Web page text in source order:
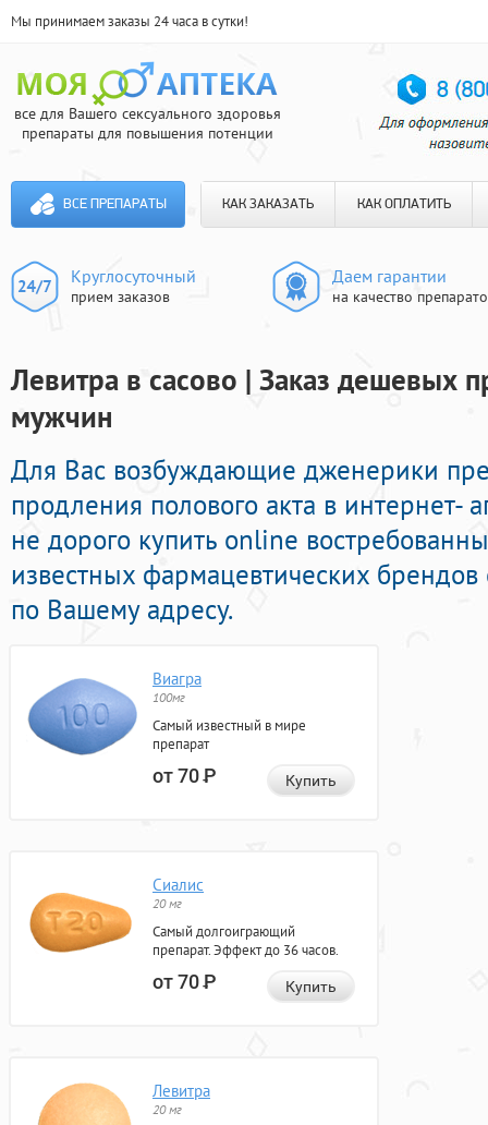
Мы принимаем заказы 24 часа в сутки!
все для Вашего сексуального здоровья
препараты для повышения потенции
ВСЕ ПРЕПАРАТЫ КАК ЗАКАЗАТЬ КАК ОПЛАТИТЬ
Круглосуточный
прием заказов
Даем гарантии
на качество
Левитра в сасово | Заказ дешевых
мужчин
Для Вас возбуждающие дженерики
продления полового акта в интернет-
не дорого купить online
известных фармацевтических брендов
по Вашему адресу.
Виагра
100мг
Самый известный в мире
препарат
от 70Р Купить
Сиалис
20 мг
Самый долгоиграющий
препарат. Эффект до 36 часов.
от 70Р Купить
Левитра
20 мг